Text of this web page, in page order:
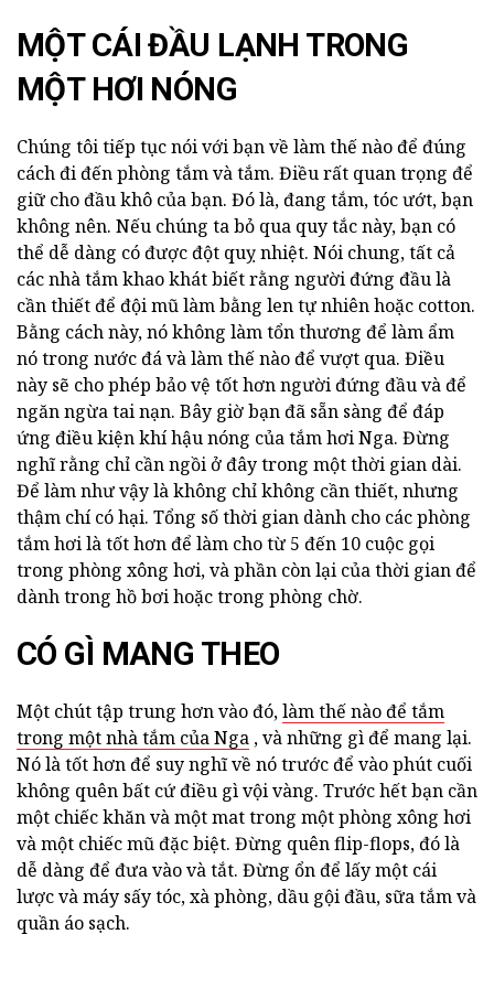
MỘT CÁI ĐẦU LẠNH TRONG
MỘT HƠI NÓNG
Chúng tôi tiếp tục nói với bạn về làm thế nào để đúng
cách đi đến phòng tắm và tắm. Điều rất quan trọng để
giữ cho đầu khô của bạn. Đó là, đang tắm, tóc ướt, bạn
không nên. Nếu chúng ta bỏ qua quy tắc này, bạn có
thể dễ dàng có được đột quỵ nhiệt. Nói chung, tất cả
các nhà tắm khao khát biết rằng người đứng đầu là
cần thiết để đội mũ làm bằng len tự nhiên hoặc cotton.
Bằng cách này, nó không làm tổn thương để làm ẩm
nó trong nước đá và làm thế nào để vượt qua. Điều
này sẽ cho phép bảo vệ tốt hơn người đứng đầu và để
ngăn ngừa tai nạn. Bây giờ bạn đã sẵn sàng để đáp
ứng điều kiện khí hậu nóng của tắm hơi Nga. Đừng
nghĩ rằng chỉ cần ngồi ở đây trong một thời gian dài.
Để làm như vậy là không chỉ không cần thiết, nhưng
thậm chí có hại. Tổng số thời gian dành cho các phòng
tắm hơi là tốt hơn để làm cho từ 5 đến 10 cuộc gọi
trong phòng xông hơi, và phần còn lại của thời gian để
dành trong hồ bơi hoặc trong phòng chờ.
CÓ GÌ MANG THEO
Một chút tập trung hơn vào đó,làm thế nào để tắm
trong một nhà tắm của Nga , và những gì để mang lại.
Nó là tốt hơn để suy nghĩ về nó trước để vào phút cuối
không quên bất cứ điều gì vội vàng. Trước hết bạn cần
một chiếc khăn và một mat trong một phòng xông hơi
và một chiếc mũ đặc biệt. Đừng quên flip-flops, đó là
dễ dàng để đưa vào và tắt. Đừng ổn để lấy một cái
lược và máy sấy tóc, xà phòng, dầu gội đầu, sữa tắm và
quần áo sạch.